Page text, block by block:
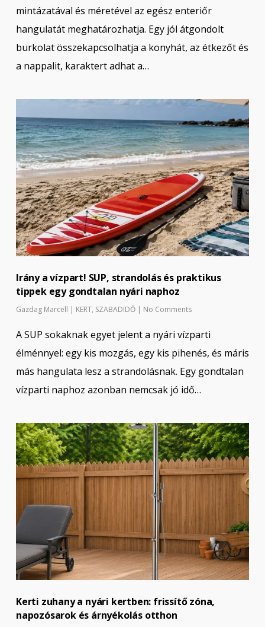
mintázatával és méretével az egész enteriőr
hangulatát meghatározhatja. Egy jól átgondolt
burkolat összekapcsolhatja a konyhát, az étkezőt és
a nappalit, karaktert adhat a…
Irány a vízpart! SUP, strandolás és praktikus
tippek egy gondtalan nyári naphoz
Gazdag Marcell | KERT, SZABADIDŐ | No Comments
A SUP sokaknak egyet jelent a nyári vízparti
élménnyel: egy kis mozgás, egy kis pihenés, és máris
más hangulata lesz a strandolásnak. Egy gondtalan
vízparti naphoz azonban nemcsak jó idő…
Kerti zuhany a nyári kertben: frissítő zóna,
napozósarok és árnyékolás otthon